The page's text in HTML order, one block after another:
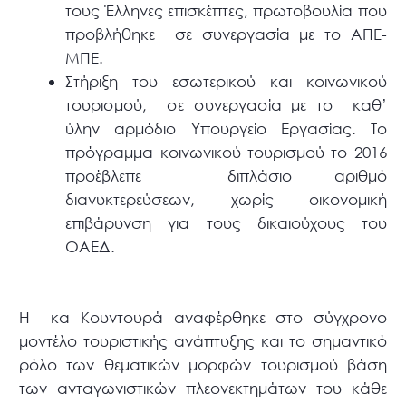
τους Έλληνες επισκέπτες, πρωτοβουλία που
προβλήθηκε σε συνεργασία με το ΑΠΕ-
ΜΠΕ.
Στήριξη του εσωτερικού και κοινωνικού
τουρισμού, σε συνεργασία με το καθ’
ύλην αρμόδιο Υπουργείο Εργασίας. Το
πρόγραμμα κοινωνικού τουρισμού το 2016
προέβλεπε διπλάσιο αριθμό
διανυκτερεύσεων, χωρίς οικονομική
επιβάρυνση για τους δικαιούχους του
ΟΑΕΔ.
Η κα Κουντουρά αναφέρθηκε στο σύγχρονο
μοντέλο τουριστικής ανάπτυξης και το σημαντικό
ρόλο των θεματικών μορφών τουρισμού βάση
των ανταγωνιστικών πλεονεκτημάτων του κάθε